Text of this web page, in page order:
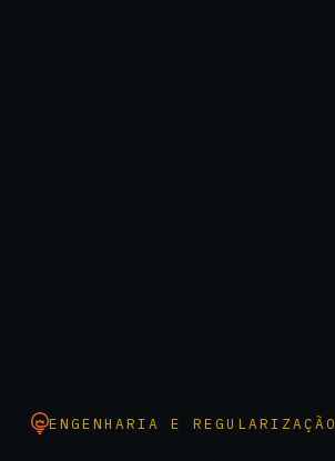
ENGENHARIA E REGULARIZAÇÃO